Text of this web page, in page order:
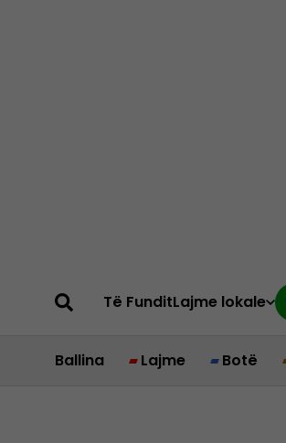
Të FunditLajme lokale
Ballina Lajme Botë